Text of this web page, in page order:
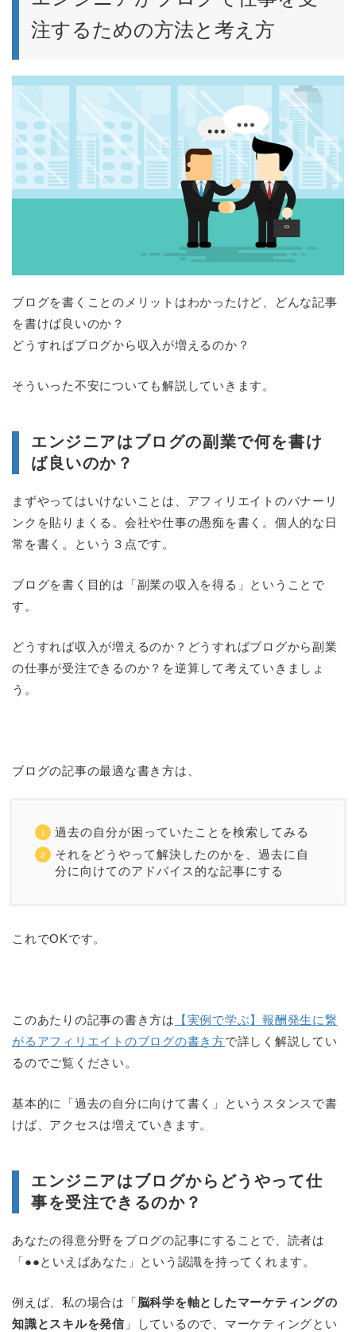
注するための方法と考え方
ブログを書くことのメリットはわかったけど、どんな記事
を書けば良いのか？
どうすればブログから収入が増えるのか？
そういった不安についても解説していきます。
エンジニアはブログの副業で何を書け
ば良いのか？
まずやってはいけないことは、アフィリエイトのバナーリ
ンクを貼りまくる。会社や仕事の愚痴を書く。個人的な日
常を書く。という３点です。
ブログを書く目的は「副業の収入を得る」ということで
す。
どうすれば収入が増えるのか？どうすればブログから副業
の仕事が受注できるのか？を逆算して考えていきましょ
う。
ブログの記事の最適な書き方は、
過去の自分が困っていたことを検索してみる
それをどうやって解決したのかを、過去に自
分に向けてのアドバイス的な記事にする
これでOKです。
このあたりの記事の書き方は
【実例で学ぶ】報酬発生に繋
がるアフィリエイトのブログの書き方で詳しく解説してい
るのでご覧ください。
基本的に「過去の自分に向けて書く」というスタンスで書
けば、アクセスは増えていきます。
エンジニアはブログからどうやって仕
事を受注できるのか？
あなたの得意分野をブログの記事にすることで、読者は
「●●といえばあなた」という認識を持ってくれます。
例えば、私の場合は「脳科学を軸としたマーケティングの
知識とスキルを発信」しているので、マーケティングとい